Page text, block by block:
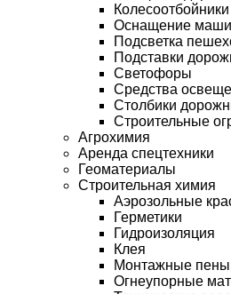
Колесоотбойники
Оснащение
Подсветка
Подставки
Светофоры
Средства
Столбики
Строительные
Агрохимия
Аренда спецтехники
Геоматериалы
Строительная химия
Аэрозольные
Герметики
Гидроизоляция
Клея
Монтажные пены
Огнеупорные